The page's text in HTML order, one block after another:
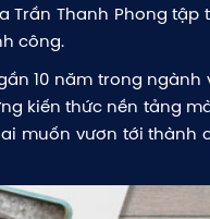
Trần Thanh Phong
công.
10 năm trong
kiến thức nền tảng
muốn vươn tới thành